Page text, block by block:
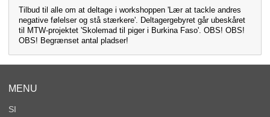
Tilbud til alle om at deltage i workshoppen 'Lær at tackle andres
negative følelser og stå stærkere'. Deltagergebyret går ubeskåret
til MTW-projektet 'Skolemad til piger i Burkina Faso'. OBS! OBS!
OBS! Begrænset antal pladser!
MENU
SI